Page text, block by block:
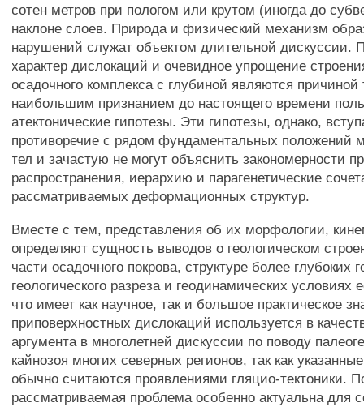
сотен метров при пологом или крутом (иногда до
наклоне слоев. Природа и физический механизм
нарушений служат объектом длительной дискуссии.
характер дислокаций и очевидное упрощение
осадочного комплекса с глубиной являются причиной
наибольшим признанием до настоящего времени
атектонические гипотезы. Эти гипотезы, однако,
противоречие с рядом фундаментальных положений
тел и зачастую не могут объяснить закономерности
распространения, иерархию и парагенетические
рассматриваемых деформационных структур.
Вместе с тем, представления об их морфологии,
определяют сущность выводов о геологическом
части осадочного покрова, структуре более глубоких
геологического разреза и геодинамических
что имеет как научное, так и большое практическое
приповерхностных дислокаций используется в
аргумента в многолетней дискуссии по поводу
кайнозоя многих северных регионов, так как
обычно считаются проявлениями гляцио-тектоники.
рассматриваемая проблема особенно актуальна для